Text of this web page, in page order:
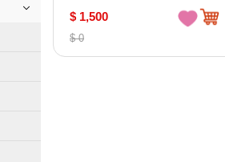
（下單請確認紙張尺
寸，訂錯恕不退換貨）
$ 1,500
$ 0